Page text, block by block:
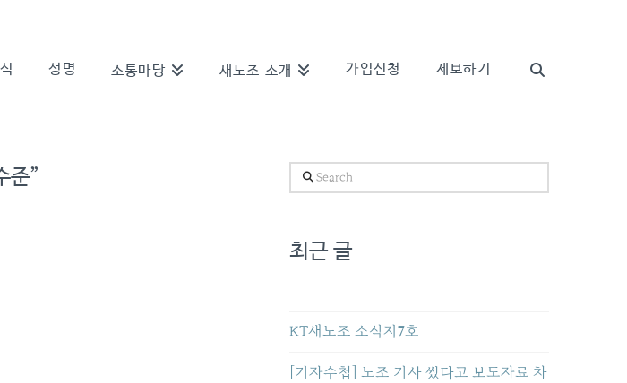
성명 소통마당 새노조 소개 가입신청 제보하기
준” Search
최근 글
KT새노조 소식지7호
[기자수첩] 노조 기사 썼다고 보도자료 차